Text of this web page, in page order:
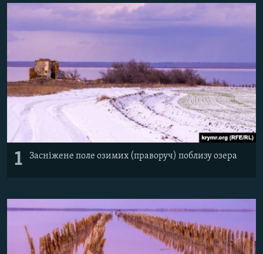
ВІДЕОУРОКИ «ELIFBE»
СВІДЧЕННЯ ОКУПАЦІЇ
ІНФОГРАФІКА
Русский
Qırımtatar
ДОЛУЧАЙСЯ!
Усі сайти RFE/RL
1 Засніжене поле озимих (праворуч) поблизу озера